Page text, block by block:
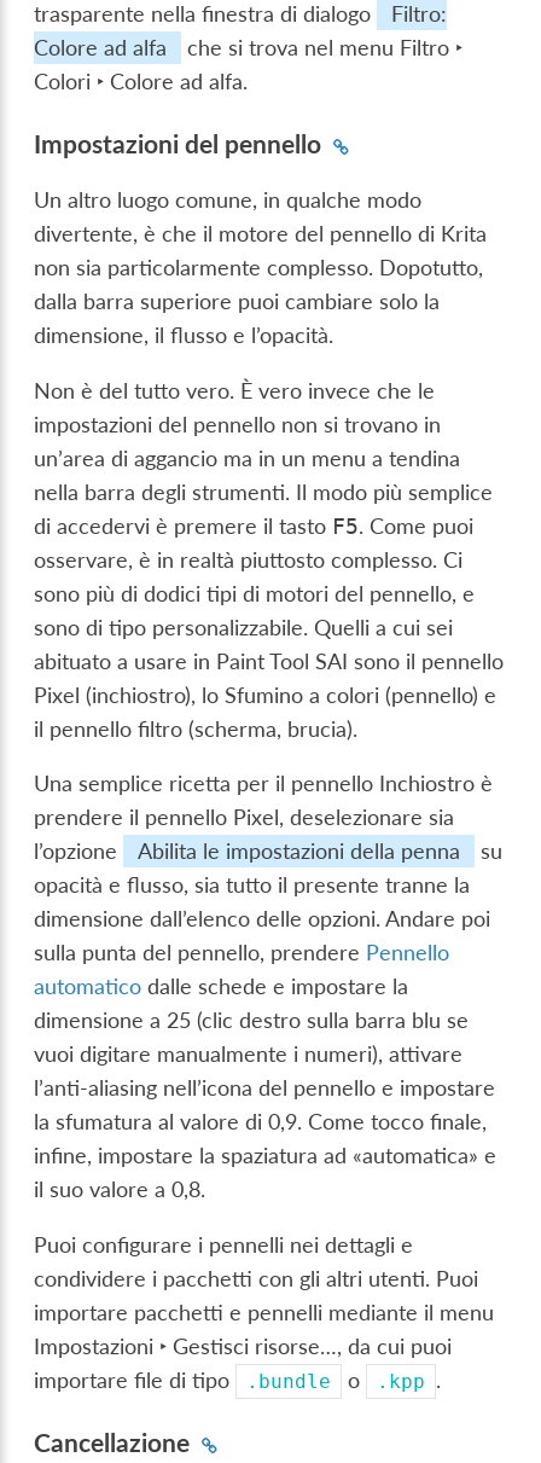
trasparente nella finestra di dialogo
Filtro:
Colore ad alfa
che si trova nel menu Filtro ‣
Colori ‣ Colore ad alfa.
Impostazioni del pennello
Un altro luogo comune, in qualche modo
divertente, è che il motore del pennello di Krita
non sia particolarmente complesso. Dopotutto,
dalla barra superiore puoi cambiare solo la
dimensione, il flusso e l’opacità.
Non è del tutto vero. È vero invece che le
impostazioni del pennello non si trovano in
un’area di aggancio ma in un menu a tendina
nella barra degli strumenti. Il modo più semplice
di accedervi è premere il tasto F5. Come puoi
osservare, è in realtà piuttosto complesso. Ci
sono più di dodici tipi di motori del pennello, e
sono di tipo personalizzabile. Quelli a cui sei
abituato a usare in Paint Tool SAI sono il pennello
Pixel (inchiostro), lo Sfumino a colori (pennello) e
il pennello filtro (scherma, brucia).
Una semplice ricetta per il pennello Inchiostro è
prendere il pennello Pixel, deselezionare sia
l’opzione
Abilita le impostazioni della penna
su
opacità e flusso, sia tutto il presente tranne la
dimensione dall’elenco delle opzioni. Andare poi
sulla punta del pennello, prendere Pennello
automatico dalle schede e impostare la
dimensione a 25 (clic destro sulla barra blu se
vuoi digitare manualmente i numeri), attivare
l’anti-aliasing nell’icona del pennello e impostare
la sfumatura al valore di 0,9. Come tocco finale,
infine, impostare la spaziatura ad «automatica» e
il suo valore a 0,8.
Puoi configurare i pennelli nei dettagli e
condividere i pacchetti con gli altri utenti. Puoi
importare pacchetti e pennelli mediante il menu
Impostazioni ‣ Gestisci risorse…, da cui puoi
importare file di tipo
.bundle o .kpp .
Cancellazione